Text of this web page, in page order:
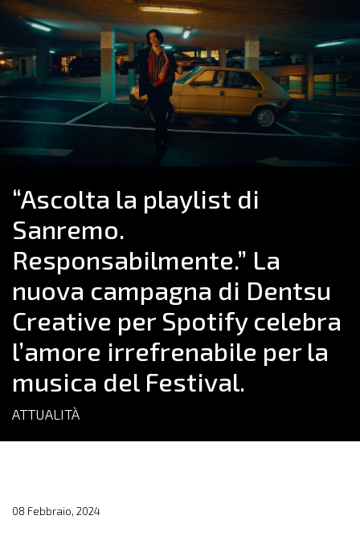
“Ascolta la playlist di
Sanremo.
Responsabilmente.” La
nuova campagna di Dentsu
Creative per Spotify celebra
l’amore irrefrenabile per la
musica del Festival.
ATTUALITÀ
08 Febbraio, 2024